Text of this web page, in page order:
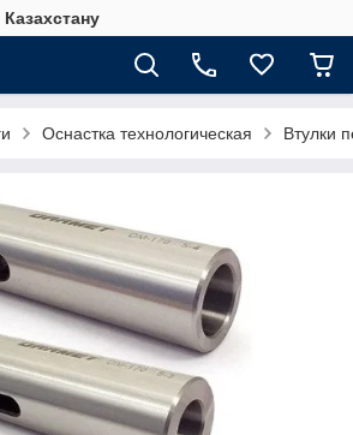
Оснастка технологическая Втулки